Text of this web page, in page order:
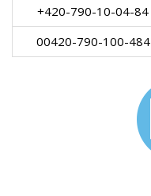
+420-790-10-04-84
00420-790-100-484